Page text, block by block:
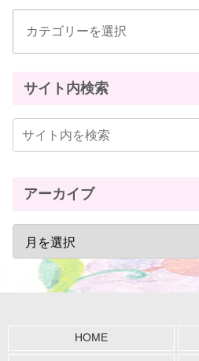
サイト内検索
アーカイブ
HOME